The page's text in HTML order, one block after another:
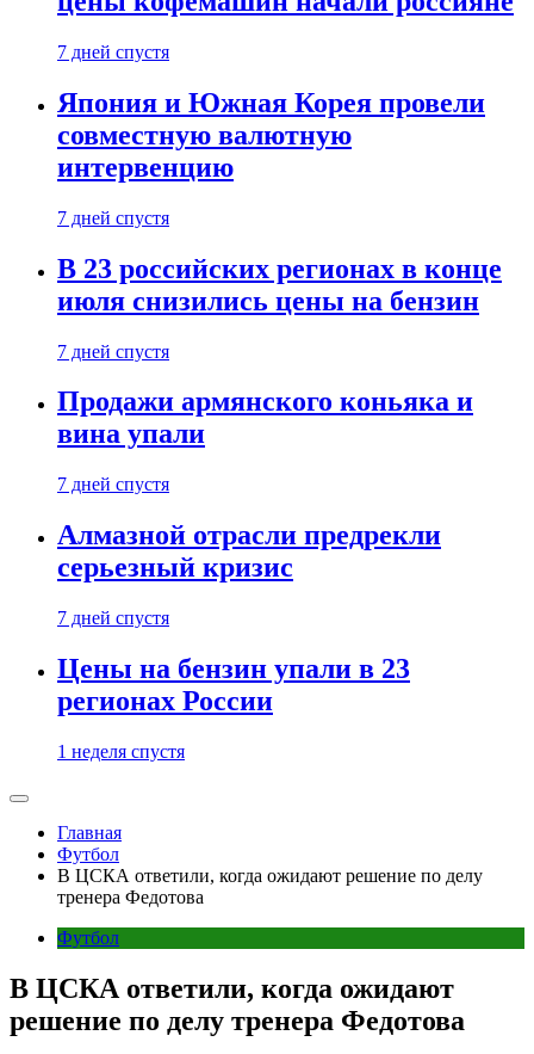
7 дней спустя
Япония и Южная Корея провели
совместную валютную
интервенцию
7 дней спустя
В 23 российских регионах в конце
июля снизились цены на бензин
7 дней спустя
Продажи армянского коньяка и
вина упали
7 дней спустя
Алмазной отрасли предрекли
серьезный кризис
7 дней спустя
Цены на бензин упали в 23
регионах России
1 неделя спустя
Главная
Футбол
В ЦСКА ответили, когда ожидают решение по делу
тренера Федотова
Футбол
В ЦСКА ответили, когда ожидают
решение по делу тренера Федотова